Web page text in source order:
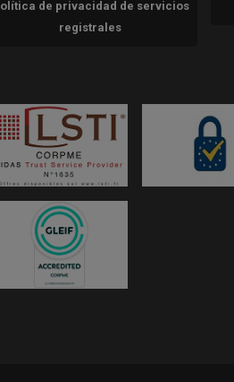
de privacidad de servicios
registrales